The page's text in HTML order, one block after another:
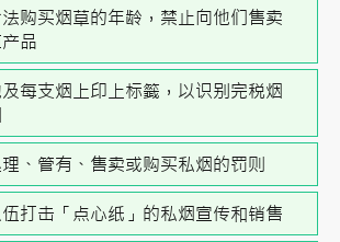
购买烟草的年龄，禁止向他们售卖
品
每支烟上印上标籤，以识别完税烟
、管有、售卖或购买私烟的罚则
打击「点心纸」的私烟宣传和销售